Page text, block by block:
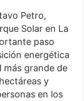
Petro,
Solar en La
paso
energética
más grande de
y
en los